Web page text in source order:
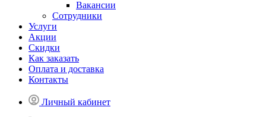
Вакансии
Сотрудники
Услуги
Акции
Скидки
Как заказать
Оплата и доставка
Контакты
Личный кабинет